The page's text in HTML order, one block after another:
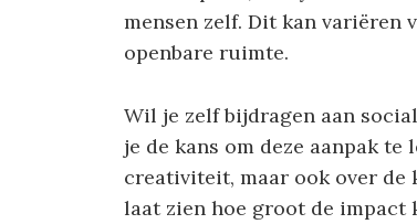
mensen zelf. Dit kan variëren
openbare ruimte.
Wil je zelf bijdragen aan
je de kans om deze aanpak
creativiteit, maar ook over de
laat zien hoe groot de impact